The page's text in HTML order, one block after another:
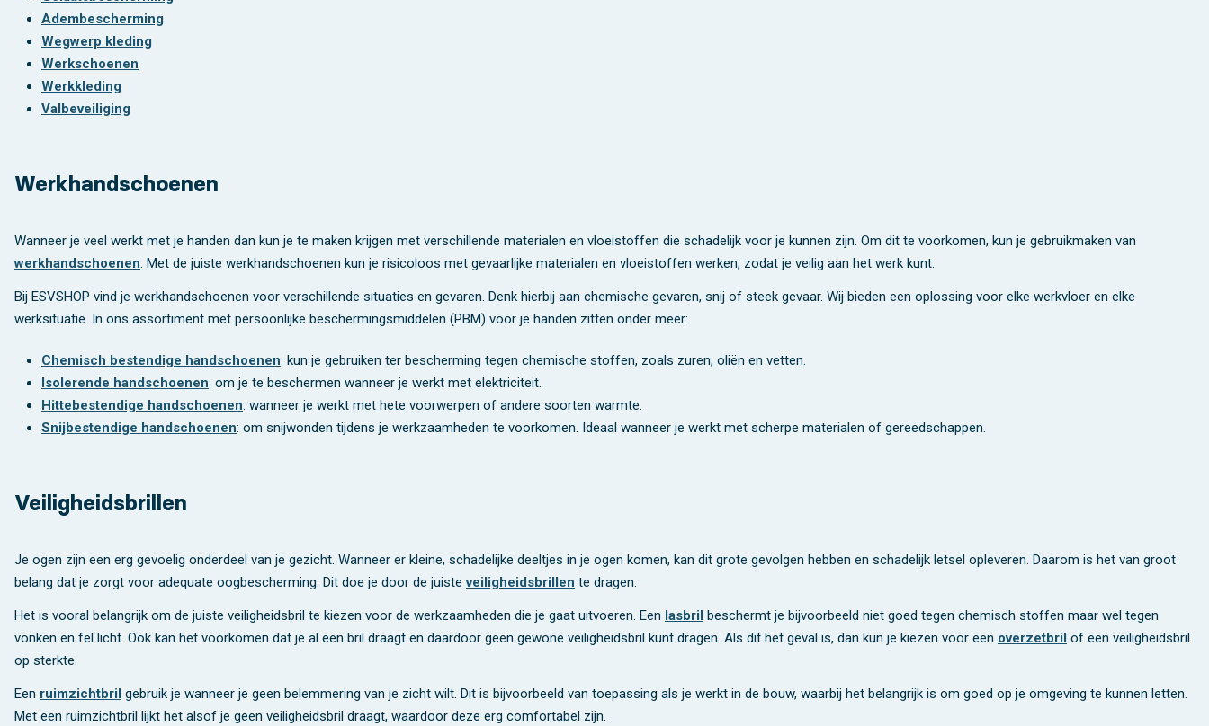
Adembescherming
Wegwerp kleding
Werkschoenen
Werkkleding
Valbeveiliging
Werkhandschoenen
Wanneer je veel werkt met je handen dan kun je te maken krijgen met verschillende materialen en vloeistoffen die schadelijk voor je kunnen zijn. Om dit te voorkomen, kun je gebruikmaken van
werkhandschoenen. Met de juiste werkhandschoenen kun je risicoloos met gevaarlijke materialen en vloeistoffen werken, zodat je veilig aan het werk kunt.
Bij ESVSHOP vind je werkhandschoenen voor verschillende situaties en gevaren. Denk hierbij aan chemische gevaren, snij of steek gevaar. Wij bieden een oplossing voor elke werkvloer en elke
werksituatie. In ons assortiment met persoonlijke beschermingsmiddelen (PBM) voor je handen zitten onder meer:
Chemisch bestendige handschoenen: kun je gebruiken ter bescherming tegen chemische stoffen, zoals zuren, oliën en vetten.
Isolerende handschoenen: om je te beschermen wanneer je werkt met elektriciteit.
Hittebestendige handschoenen: wanneer je werkt met hete voorwerpen of andere soorten warmte.
Snijbestendige handschoenen: om snijwonden tijdens je werkzaamheden te voorkomen. Ideaal wanneer je werkt met scherpe materialen of gereedschappen.
Veiligheidsbrillen
Je ogen zijn een erg gevoelig onderdeel van je gezicht. Wanneer er kleine, schadelijke deeltjes in je ogen komen, kan dit grote gevolgen hebben en schadelijk letsel opleveren. Daarom is het van groot
belang dat je zorgt voor adequate oogbescherming. Dit doe je door de juisteveiligheidsbrillen te dragen.
Het is vooral belangrijk om de juiste veiligheidsbril te kiezen voor de werkzaamheden die je gaat uitvoeren. Een lasbril beschermt je bijvoorbeeld niet goed tegen chemisch stoffen maar wel tegen
vonken en fel licht. Ook kan het voorkomen dat je al een bril draagt en daardoor geen gewone veiligheidsbril kunt dragen. Als dit het geval is, dan kun je kiezen voor een overzetbril of een veiligheidsbril
op sterkte.
Een ruimzichtbril gebruik je wanneer je geen belemmering van je zicht wilt. Dit is bijvoorbeeld van toepassing als je werkt in de bouw, waarbij het belangrijk is om goed op je omgeving te kunnen letten.
Met een ruimzichtbril lijkt het alsof je geen veiligheidsbril draagt, waardoor deze erg comfortabel zijn.